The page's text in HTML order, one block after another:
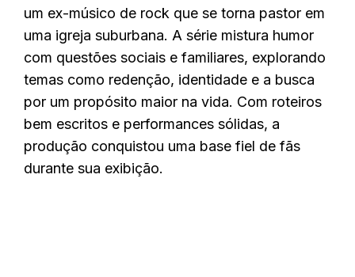
um ex-músico de rock que se torna pastor em
uma igreja suburbana. A série mistura humor
com questões sociais e familiares, explorando
temas como redenção, identidade e a busca
por um propósito maior na vida. Com roteiros
bem escritos e performances sólidas, a
produção conquistou uma base fiel de fãs
durante sua exibição.